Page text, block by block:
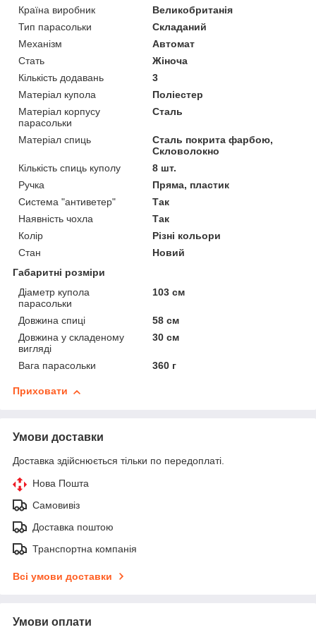
Країна виробник
Великобританія
Тип парасольки
Складаний
Механізм
Автомат
Стать
Жіноча
Кількість додавань
3
Матеріал купола
Поліестер
Матеріал корпусу
парасольки
Сталь
Матеріал спиць
Сталь покрита фарбою,
Скловолокно
Кількість спиць куполу
8 шт.
Ручка
Пряма, пластик
Система "антиветер"
Так
Наявність чохла
Так
Колір
Різні кольори
Стан
Новий
Габаритні розміри
Діаметр купола
парасольки
103 см
Довжина спиці
58 см
Довжина у складеному
вигляді
30 см
Вага парасольки 360 г
Приховати
Умови доставки
Доставка здійснюється тільки по передоплаті.
Нова Пошта
Самовивіз
Доставка поштою
Транспортна компанія
Всі умови доставки
Умови оплати